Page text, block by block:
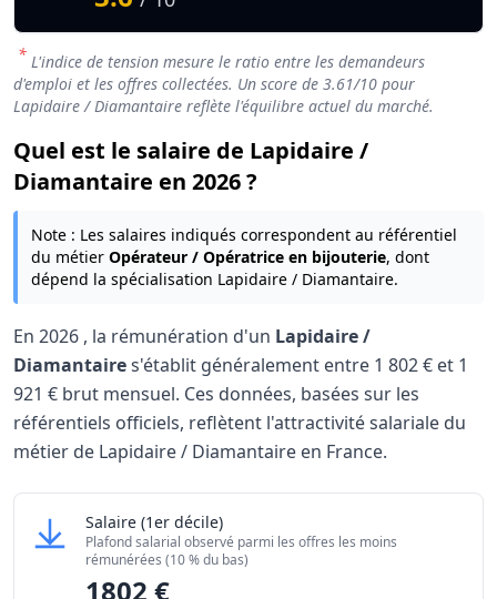
* L'indice de tension mesure le ratio entre les demandeurs
d'emploi et les offres collectées. Un score de 3.61/10 pour
Lapidaire / Diamantaire reflète l'équilibre actuel du marché.
Quel est le salaire de Lapidaire /
Diamantaire en 2026 ?
Note : Les salaires indiqués correspondent au référentiel
du métier Opérateur / Opératrice en bijouterie, dont
dépend la spécialisation Lapidaire / Diamantaire.
En 2026 , la rémunération d'un Lapidaire /
Diamantaires'établit généralement entre 1 802 € et 1
921 € brut mensuel. Ces données, basées sur les
référentiels officiels, reflètent l'attractivité salariale du
métier de Lapidaire / Diamantaire en France.
Grille salariale Lapidaire / Diamantaire 2026
Niveau de salaire (Déciles)
Salaire minimum (10% les moins rémunérés)
Salaire maximum (10% les mieux rémunérés)
Salaire Lapidaire / Diamantaire
(1er décile)
Plafond salarial observé parmi les offres les moins
rémunérées (10 % du bas)
1802 €